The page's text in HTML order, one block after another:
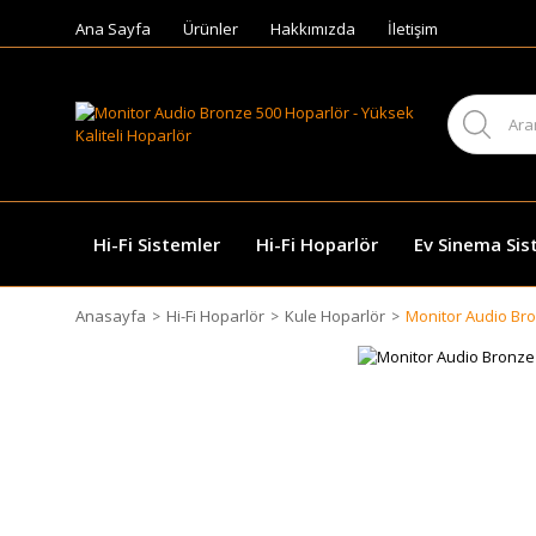
Ana Sayfa Ürünler Hakkımızda İletişim
Hi-Fi Sistemler Hi-Fi Hoparlör Ev Sinema
Anasayfa Hi-Fi Hoparlör Kule Hoparlör Monitor Audio